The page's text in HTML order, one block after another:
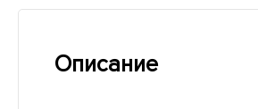
Описание